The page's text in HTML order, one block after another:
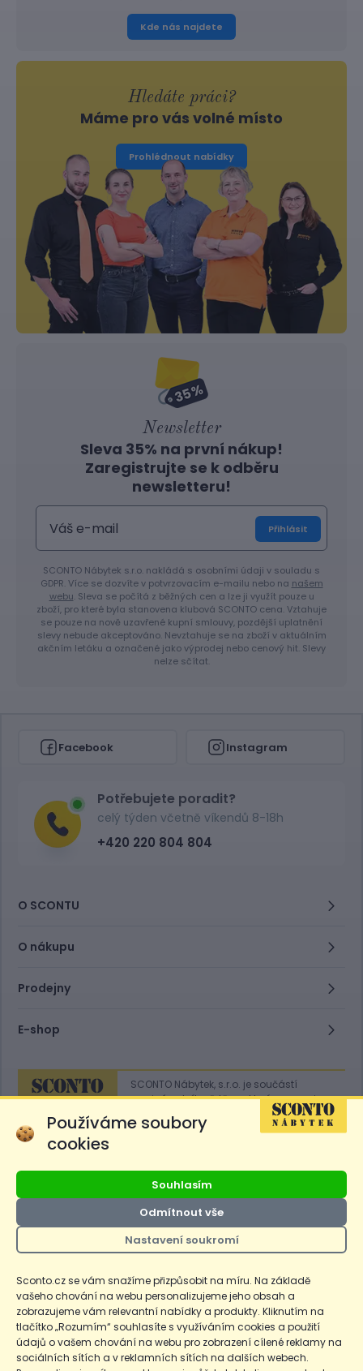
Kde nás najdete
Hledáte práci?
Máme pro vás volné místo
Prohlédnout nabídky
Newsletter
Sleva 35% na první nákup!
Zaregistrujte se k odběru
newsletteru!
Přihlásit
SCONTO Nábytek s.r.o. nakládá s osobními údaji v souladu s
GDPR. Více se dozvíte v potvrzovacím e-mailu nebo na našem
webu. Sleva se počítá z běžných cen a lze ji využít pouze u
zboží, pro které byla stanovena klubová SCONTO cena. Vztahuje
se pouze na nově uzavřené kupní smlouvy, pozdější uplatnění
slevy nebude akceptováno. Nevztahuje se na zboží v aktuálním
akčním letáku a označené jako výprodej nebo cenový hit. Slevy
nelze sčítat.
Facebook Instagram
Potřebujete poradit?
celý týden včetně víkendů 8-18h
+420 220 804 804
O SCONTU
O nákupu
Prodejny
E-shop
SCONTO Nábytek, s.r.o. je součástí
mezinárodního řetězce, který provozuje
obchodní domy
Sconto.
Ceny produktů na e-shopu sconto.cz jsou označeny následovně. Běžná
cena je cena bez označení, *Cena pro členy SCONTO Clubu, **Akční
dnů před prvním zlevněním. Dle zákona o ochraně spotřebitele §12a je
uvedená Běžná cena současně i nejnižší za 30 dní, pokud není Nejnižší
Běžná cena za 30 dní uvedena samostatně na detailu produktu.
CopyrightOchrana osobních údajůCookiesNastavení cookies
Používáme soubory
cookies
Souhlasím
Odmítnout vše
Nastavení soukromí
Sconto.cz se vám snažíme přizpůsobit na míru. Na základě
vašeho chování na webu personalizujeme jeho obsah a
zobrazujeme vám relevantní nabídky a produkty. Kliknutím na
tlačítko „Rozumím“ souhlasíte s využíváním cookies a použití
údajů o vašem chování na webu pro zobrazení cílené reklamy na
sociálních sítích a v reklamních sítích na dalších webech.